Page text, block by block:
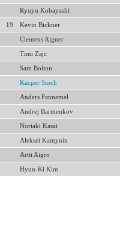
Ryoyu Kobayashi
19 Kevin Bickner
Clemens Aigner
Timi Zajc
Sam Bolton
Kacper Stoch
Anders Fannemel
Andrej Barmenkov
Noriaki Kasai
Aleksei Kamynin
Artti Aigro
Hyun-Ki Kim